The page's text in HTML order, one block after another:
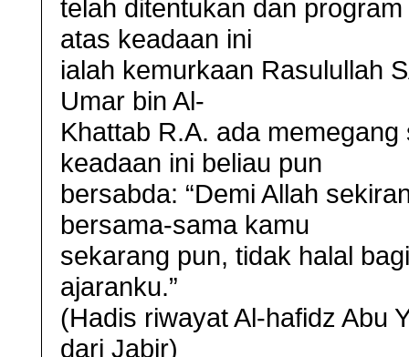
telah ditentukan dan
atas keadaan ini
ialah kemurkaan Rasulullah
Umar bin Al-
Khattab R.A. ada
keadaan ini beliau pun
bersabda: “Demi Allah
bersama-sama kamu
sekarang pun, tidak halal
ajaranku.”
(Hadis riwayat Al-hafidz Abu
dari Jabir)